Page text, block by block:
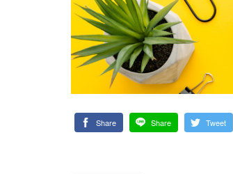
Share Share Tweet